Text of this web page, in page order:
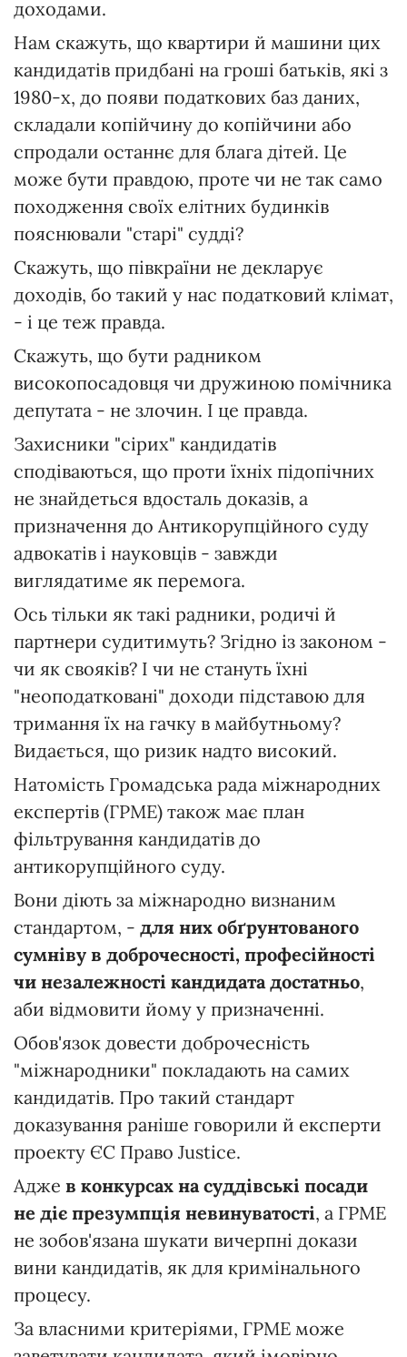
доходами.
Нам скажуть, що квартири й машини цих
кандидатів придбані на гроші батьків, які з
1980-х, до появи податкових баз даних,
складали копійчину до копійчини або
спродали останнє для блага дітей. Це
може бути правдою, проте чи не так само
походження своїх елітних будинків
пояснювали "старі" судді?
Скажуть, що півкраїни не декларує
доходів, бо такий у нас податковий клімат,
- і це теж правда.
Скажуть, що бути радником
високопосадовця чи дружиною помічника
депутата - не злочин. І це правда.
Захисники "сірих" кандидатів
cподіваються, що проти їхніх підопічних
не знайдеться вдосталь доказів, а
призначення до Антикорупційного суду
адвокатів і науковців - завжди
виглядатиме як перемога.
Ось тільки як такі радники, родичі й
партнери судитимуть? Згідно із законом -
чи як свояків? І чи не стануть їхні
"неоподатковані" доходи підставою для
тримання їх на гачку в майбутньому?
Видається, що ризик надто високий.
Натомість Громадська рада міжнародних
експертів (ГРМЕ) також має план
фільтрування кандидатів до
антикорупційного суду.
Вони діють за міжнародно визнаним
стандартом, - для них обґрунтованого
сумніву в доброчесності, професійності
чи незалежності кандидата достатньо,
аби відмовити йому у призначенні.
Обов'язок довести доброчесність
"міжнародники" покладають на самих
кандидатів. Про такий стандарт
доказування раніше говорили й експерти
проекту ЄС Право Justice.
Адже в конкурсах на суддівські посади
не діє презумпція невинуватості, а ГРМЕ
не зобов'язана шукати вичерпні докази
вини кандидатів, як для кримінального
процесу.
За власними критеріями, ГРМЕ може